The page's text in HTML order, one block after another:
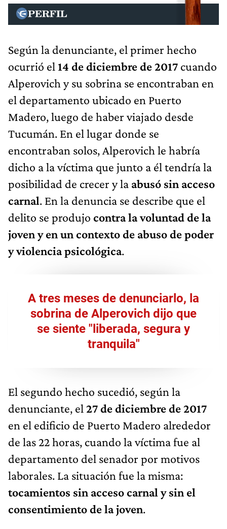
Según la denunciante, el primer hecho
ocurrió el 14 de diciembre de 2017 cuando
Alperovich y su sobrina se encontraban en
el departamento ubicado en Puerto
Madero, luego de haber viajado desde
Tucumán. En el lugar donde se
encontraban solos, Alperovich le habría
dicho a la víctima que junto a él tendría la
posibilidad de crecer y la abusó sin acceso
carnal. En la denuncia se describe que el
delito se produjo contra la voluntad de la
joven y en un contexto de abuso de poder
y violencia psicológica.
A tres meses de denunciarlo, la
sobrina de Alperovich dijo que
se siente "liberada, segura y
tranquila"
El segundo hecho sucedió, según la
denunciante, el 27 de diciembre de 2017
en el edificio de Puerto Madero alrededor
de las 22 horas, cuando la víctima fue al
departamento del senador por motivos
laborales. La situación fue la misma:
tocamientos sin acceso carnal y sin el
consentimiento de la joven.